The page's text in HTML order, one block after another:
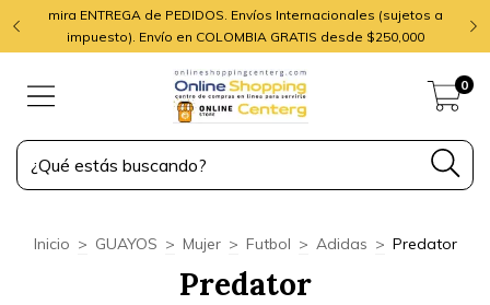
mira ENTREGA de PEDIDOS. Envíos Internacionales (sujetos a
impuesto). Envío en COLOMBIA GRATIS desde $250,000
0
Inicio > GUAYOS > Mujer > Futbol > Adidas > Predator
Predator